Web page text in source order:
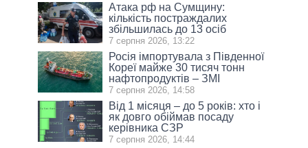
Атака рф на Сумщину:
кількість постраждалих
збільшилась до 13 осіб
7 серпня 2026, 13:22
Росія імпортувала з Південної
Кореї майже 30 тисяч тонн
нафтопродуктів – ЗМІ
7 серпня 2026, 14:58
Від 1 місяця – до 5 років: хто і
як довго обіймав посаду
керівника СЗР
7 серпня 2026, 14:44